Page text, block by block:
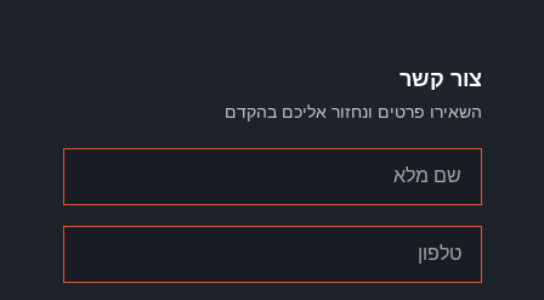
צור קשר
השאירו פרטים ונחזור אליכם בהקדם